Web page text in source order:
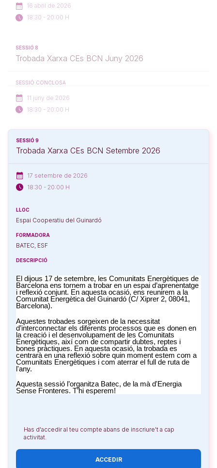
16 abril de 2026
18:30 - 20:00 H
SESSIÓ 8
Trobada Xarxa CEs BCN Juny 2026
SESSIÓ CONCLOSA
11 juny de 2026
18:30 - 20:00 H
SESSIÓ 9
Trobada Xarxa CEs BCN Setembre 2026
17 setembre de 2026
18:30 - 20:00 H
LLOC
Espai Cooperatiu del Guinardó
FORMADORA
BATEC, ESF
DESCRIPCIÓ
El dijous 17 de setembre, les Comunitats Energètiques de
Barcelona ens tornem a trobar en un espai d’aprenentatge
i reflexió conjunt. En aquesta ocasió, ens reunirem a la
Comunitat Energètica del Guinardó (C/ Xiprer 2, 08041,
Barcelona).
Aquestes trobades sorgeixen de la necessitat
d’interconnectar els diferents processos que es donen en
la creació i el desenvolupament de les Comunitats
Energètiques, així com de compartir dubtes, reptes i
bones pràctiques. En aquesta ocasió, la trobada es
centrarà en una reflexió sobre quin moment estem com a
Comunitats Energètiques i com aterrar el full de ruta de
l'any.
Aquesta sessió l’organitza Batec, de la mà d'Energia
Sense Fronteres. T’hi esperem!
Has d'accedir al teu compte abans de inscriure't a cap
activitat.
ACCEDIR